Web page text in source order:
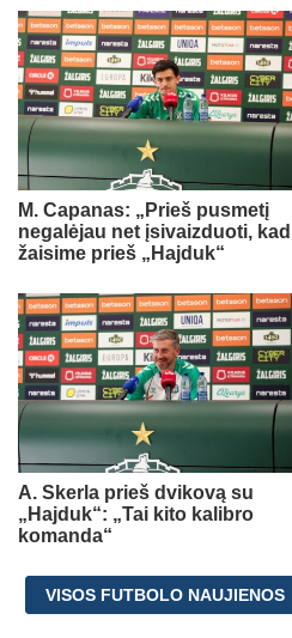
M. Capanas: „Prieš pusmetį
negalėjau net įsivaizduoti, kad
žaisime prieš „Hajduk“
A. Skerla prieš dvikovą su
„Hajduk“: „Tai kito kalibro
komanda“
VISOS FUTBOLO NAUJIENOS